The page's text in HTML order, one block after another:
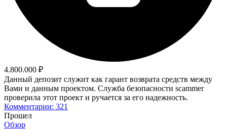
4.800.000 ₽
Данный депозит служит как гарант возврата средств между
Вами и данным проектом. Служба безопасности scammer
проверила этот проект и ручается за его надежность.
Комментарии: 321
Прошел
Обзор